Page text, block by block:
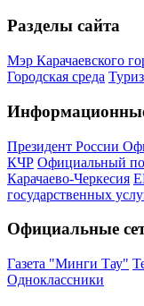
Разделы сайта
Мэр Карачаевского
Городская среда
Президент России
КЧР Официальный
Карачаево-Черкесия
государственных
Официальные
Газета "Минги Тау"
Одноклассники